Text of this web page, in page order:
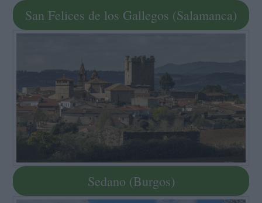
San Felices de los Gallegos (Salamanca)
Sedano (Burgos)